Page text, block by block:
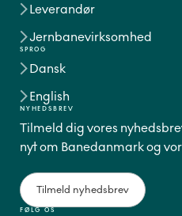
Leverandør
Jernbanevirksomhed
SPROG
Dansk
English
FØLG OS
NYHEDSBREV
Tilmeld dig vores
nyt om Banedanmark og
Tilmeld nyhedsbrev